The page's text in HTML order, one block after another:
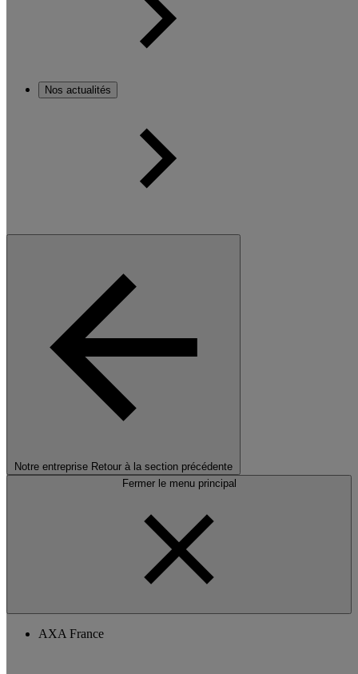
Nos actualités
Notre entreprise Retour à la section précédente
Fermer le menu principal
AXA France